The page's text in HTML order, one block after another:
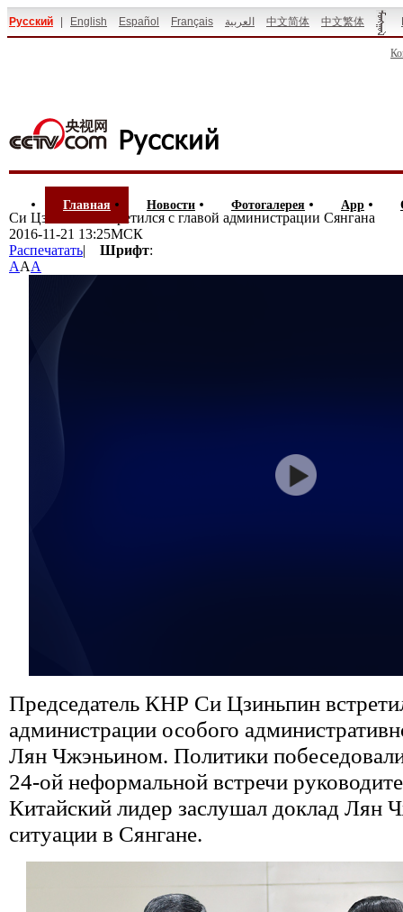
Русский English Español Français العربية 中文简体 中文繁体
Главная Новости Фотогалерея App
Си Цзиньпин встретился с главой администрации Сянгана
2016-11-21 13:25МСК
Распечатать| Шрифт:
AAA
Председатель КНР Си Цзиньпин
администрации особого
Лян Чжэньином. Политики
24-ой неформальной встречи
Китайский лидер заслушал доклад Лян
ситуации в Сянгане.